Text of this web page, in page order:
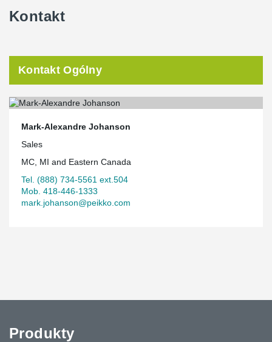
Kontakt
Kontakt Ogólny
Mark-Alexandre Johanson
Sales
MC, MI and Eastern Canada
Tel. (888) 734-5561 ext.504
Mob. 418-446-1333
mark.johanson@peikko.com
Produkty